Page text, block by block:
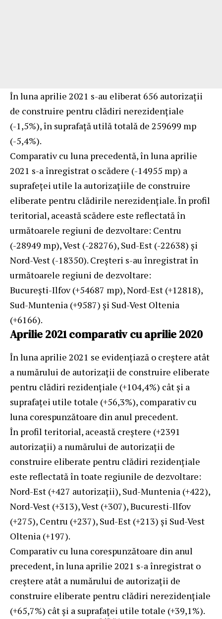
În luna aprilie 2021 s-au eliberat 656 autorizaţii
de construire pentru clădiri nerezidenţiale
(-1,5%), în suprafaţă utilă totală de 259699 mp
(-5,4%).
Comparativ cu luna precedentă, în luna aprilie
2021 s-a înregistrat o scădere (-14955 mp) a
suprafeţei utile la autorizaţiile de construire
eliberate pentru clădirile nerezidenţiale. În profil
teritorial, această scădere este reflectată în
următoarele regiuni de dezvoltare: Centru
(-28949 mp), Vest (-28276), Sud-Est (-22638) şi
Nord-Vest (-18350). Creşteri s-au înregistrat în
următoarele regiuni de dezvoltare:
Bucureşti-Ilfov (+54687 mp), Nord-Est (+12818),
Sud-Muntenia (+9587) şi Sud-Vest Oltenia
(+6166).
Aprilie 2021 comparativ cu aprilie 2020
În luna aprilie 2021 se evidenţiază o creştere atât
a numărului de autorizaţii de construire eliberate
pentru clădiri rezidenţiale (+104,4%) cât şi a
suprafaței utile totale (+56,3%), comparativ cu
luna corespunzătoare din anul precedent.
În profil teritorial, această creştere (+2391
autorizaţii) a numărului de autorizaţii de
construire eliberate pentru clădiri rezidenţiale
este reflectată în toate regiunile de dezvoltare:
Nord-Est (+427 autorizaţii), Sud-Muntenia (+422),
Nord-Vest (+313), Vest (+307), Bucuresti-Ilfov
(+275), Centru (+237), Sud-Est (+213) şi Sud-Vest
Oltenia (+197).
Comparativ cu luna corespunzătoare din anul
precedent, în luna aprilie 2021 s-a înregistrat o
creştere atât a numărului de autorizaţii de
construire eliberate pentru clădiri nerezidenţiale
(+65,7%) cât şi a suprafaței utile totale (+39,1%).